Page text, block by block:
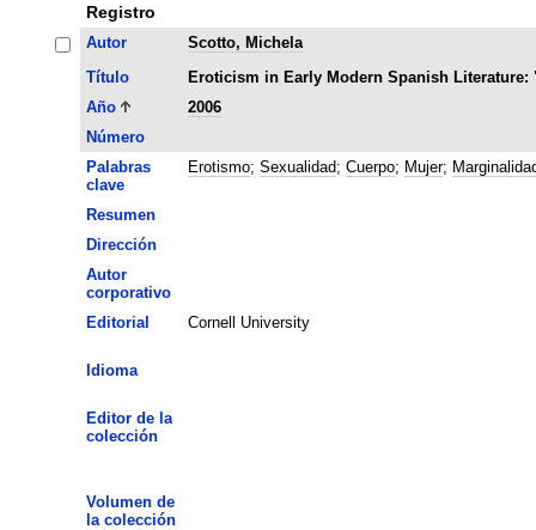
Registro
Autor
Scotto, Michela
Título
Eroticism in Early Modern Spanish Literature:
Año
2006
Número
Palabras
clave
Erotismo; Sexualidad; Cuerpo; Mujer;
Resumen
Dirección
Autor
corporativo
Editorial
Cornell University
Idioma
Editor de la
colección
Volumen de
la colección